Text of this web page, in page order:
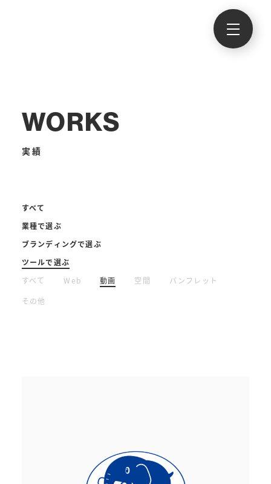
WORKS
実績
すべて
業種で選ぶ
ブランディングで選ぶ
ツールで選ぶ
すべて
Web 動画 空間
パンフレット
その他